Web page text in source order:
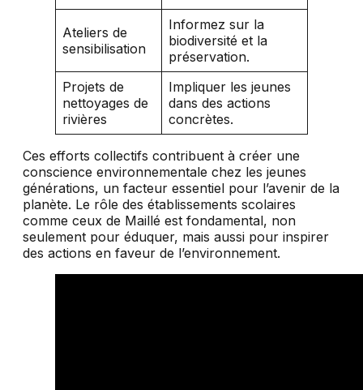
Ateliers de
sensibilisation
Informez sur la
biodiversité et la
préservation.
Projets de
nettoyages de
rivières
Impliquer les jeunes
dans des actions
concrètes.
Ces efforts collectifs contribuent à créer une
conscience environnementale chez les jeunes
générations, un facteur essentiel pour l’avenir de la
planète. Le rôle des établissements scolaires
comme ceux de Maillé est fondamental, non
seulement pour éduquer, mais aussi pour inspirer
des actions en faveur de l’environnement.